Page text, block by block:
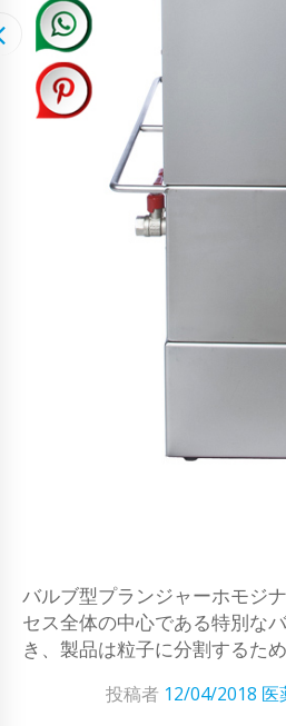
バルブ型プランジャーホモジ
セス全体の中心である特別な
き、製品は粒子に分割するた
投稿者 12/04/2018 医